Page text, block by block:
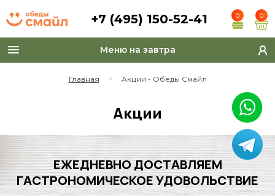
+7 (495) 150-52-41 0 0
Toggle
navigation
Меню на завтра
Главная Акции - Обеды Смайл
Акции
ЕЖЕДНЕВНО ДОСТАВЛЯЕМ
ГАСТРОНОМИЧЕСКОЕ УДОВОЛЬСТВИЕ